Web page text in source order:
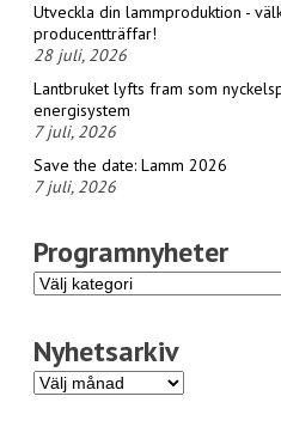
Utveckla din lammproduktion -
producentträffar!
28 juli, 2026
Lantbruket lyfts fram som
energisystem
7 juli, 2026
Save the date: Lamm 2026
7 juli, 2026
Programnyheter
Programnyheter
Nyhetsarkiv
Nyhetsarkiv